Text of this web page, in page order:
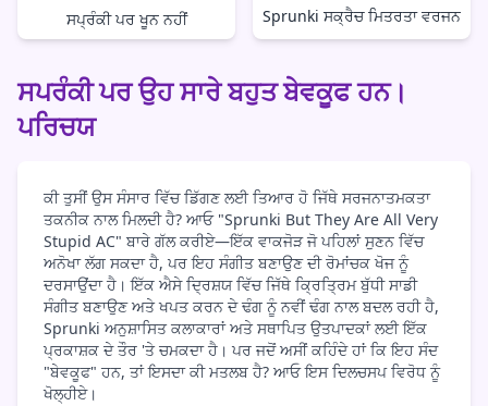
ਸਪ੍ਰੰਕੀ ਪਰ ਖੂਨ ਨਹੀਂ Sprunki ਸਕ੍ਰੈਚ ਮਿਤਰਤਾ ਵਰਜਨ
ਸਪਰੰਕੀ ਪਰ ਉਹ ਸਾਰੇ ਬਹੁਤ ਬੇਵਕੂਫ ਹਨ।
ਪਰਿਚਯ
ਕੀ ਤੁਸੀਂ ਉਸ ਸੰਸਾਰ ਵਿੱਚ ਡਿੱਗਣ ਲਈ ਤਿਆਰ ਹੋ ਜਿੱਥੇ ਸਰਜਨਾਤਮਕਤਾ
ਤਕਨੀਕ ਨਾਲ ਮਿਲਦੀ ਹੈ? ਆਓ "Sprunki But They Are All Very
Stupid AC" ਬਾਰੇ ਗੱਲ ਕਰੀਏ—ਇੱਕ ਵਾਕਜੋੜ ਜੋ ਪਹਿਲਾਂ ਸੁਣਨ ਵਿੱਚ
ਅਨੋਖਾ ਲੱਗ ਸਕਦਾ ਹੈ, ਪਰ ਇਹ ਸੰਗੀਤ ਬਣਾਉਣ ਦੀ ਰੋਮਾਂਚਕ ਖੋਜ ਨੂੰ
ਦਰਸਾਉਂਦਾ ਹੈ। ਇੱਕ ਐਸੇ ਦ੍ਰਿਸ਼ਯ ਵਿੱਚ ਜਿੱਥੇ ਕ੍ਰਿਤ੍ਰਿਮ ਬੁੱਧੀ ਸਾਡੀ
ਸੰਗੀਤ ਬਣਾਉਣ ਅਤੇ ਖਪਤ ਕਰਨ ਦੇ ਢੰਗ ਨੂੰ ਨਵੀਂ ਢੰਗ ਨਾਲ ਬਦਲ ਰਹੀ ਹੈ,
Sprunki ਅਨੁਸ਼ਾਸਿਤ ਕਲਾਕਾਰਾਂ ਅਤੇ ਸਥਾਪਿਤ ਉਤਪਾਦਕਾਂ ਲਈ ਇੱਕ
ਪ੍ਰਕਾਸ਼ਕ ਦੇ ਤੌਰ 'ਤੇ ਚਮਕਦਾ ਹੈ। ਪਰ ਜਦੋਂ ਅਸੀਂ ਕਹਿੰਦੇ ਹਾਂ ਕਿ ਇਹ ਸੰਦ
"ਬੇਵਕੂਫ" ਹਨ, ਤਾਂ ਇਸਦਾ ਕੀ ਮਤਲਬ ਹੈ? ਆਓ ਇਸ ਦਿਲਚਸਪ ਵਿਰੋਧ ਨੂੰ
ਖੋਲ੍ਹੀਏ।